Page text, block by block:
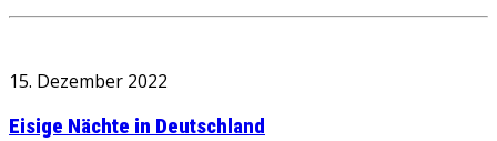
15. Dezember 2022
Eisige Nächte in Deutschland